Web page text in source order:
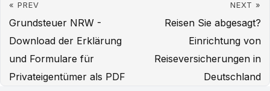
« PREV
Grundsteuer NRW -
Download der Erklärung
und Formulare für
Privateigentümer als PDF
NEXT »
Reisen Sie abgesagt?
Einrichtung von
Reiseversicherungen in
Deutschland